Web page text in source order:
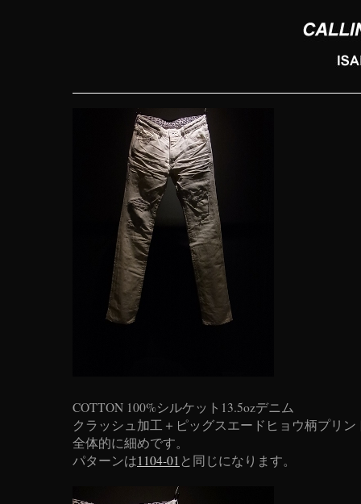
COTTON 100%シルケット13.5ozデニム
クラッシュ加工＋ピッグスエードヒョウ柄プリン
全体的に細めです。
パターンは1104-01 と同じになります。